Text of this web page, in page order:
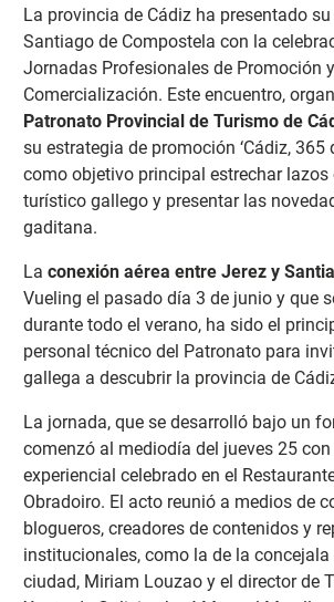
La provincia de Cádiz ha presentado
Santiago de Compostela con la
Jornadas Profesionales de Promoción y
Comercialización. Este encuentro,
Patronato Provincial de Turismo de
su estrategia de promoción ‘Cádiz, 365
como objetivo principal estrechar lazos
turístico gallego y presentar las
gaditana.
La conexión aérea entre Jerez y
Vueling el pasado día 3 de junio y que
durante todo el verano, ha sido el
personal técnico del Patronato para
gallega a descubrir la provincia de
La jornada, que se desarrolló bajo un
comenzó al mediodía del jueves 25
experiencial celebrado en el
Obradoiro. El acto reunió a medios de
blogueros, creadores de contenidos y
institucionales, como la de la concejala
ciudad, Miriam Louzao y el director de